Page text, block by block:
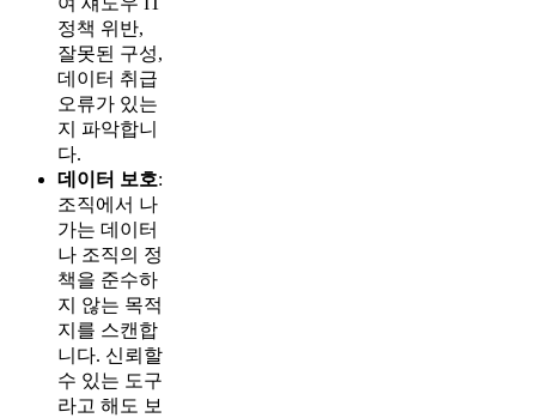
정책 위반,
잘못된 구성,
데이터 취급
오류가 있는
지 파악합니
다.
데이터 보호:
조직에서 나
가는 데이터
나 조직의 정
책을 준수하
지 않는 목적
지를 스캔합
니다. 신뢰할
수 있는 도구
라고 해도 보